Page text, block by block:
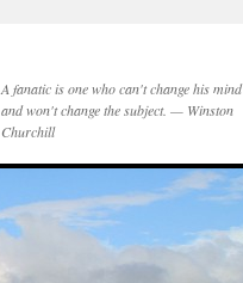
A fanatic is one who can't change his mind
and won't change the subject. — Winston
Churchill